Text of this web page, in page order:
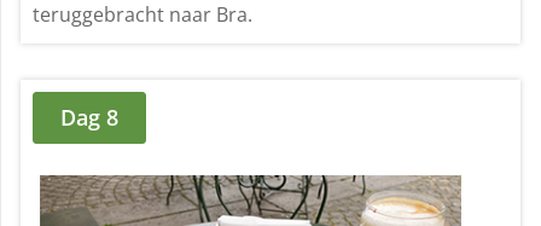
teruggebracht naar Bra.
Dag 8